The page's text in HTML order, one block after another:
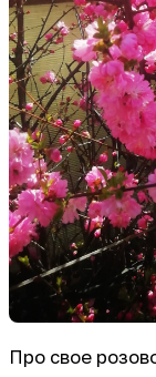
Про свое